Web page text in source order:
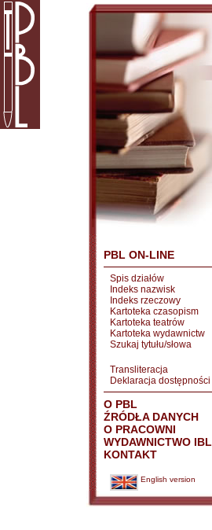
PBL ON-LINE
Spis działów
Indeks nazwisk
Indeks rzeczowy
Kartoteka czasopism
Kartoteka teatrów
Kartoteka wydawnictw
Szukaj tytułu/słowa
Transliteracja
Deklaracja dostępności
O PBL
ŹRÓDŁA DANYCH
O PRACOWNI
WYDAWNICTWO IBL
KONTAKT
English version